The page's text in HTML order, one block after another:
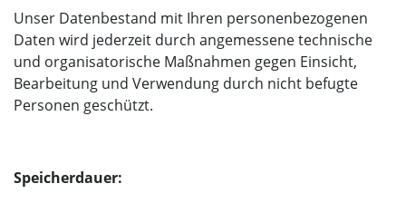
Unser Datenbestand mit Ihren personenbezogenen
Daten wird jederzeit durch angemessene technische
und organisatorische Maßnahmen gegen Einsicht,
Bearbeitung und Verwendung durch nicht befugte
Personen geschützt.
Speicherdauer: